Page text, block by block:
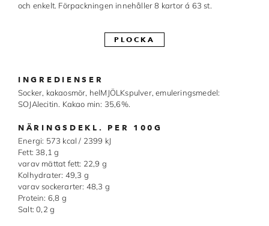
Pralinformar
Övriga råvaror
VARUMÄRKEN
Cacao Barry
Callebaut
Carma
och enkelt. Förpackningen innehåller 8 kartor á 63 st.
PLOCKA
INGREDIENSER
Socker, kakaosmör, helMJÖLKspulver, emuleringsmedel:
SOJAlecitin. Kakao min: 35,6%.
NÄRINGSDEKL. PER 100G
Energi: 573 kcal / 2399 kJ
Fett: 38,1 g
varav mättat fett: 22,9 g
Kolhydrater: 49,3 g
varav sockerarter: 48,3 g
Protein: 6,8 g
Salt: 0,2 g